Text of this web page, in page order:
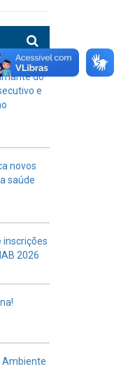
do
e
novos
saúde
inscrições
2026
Ambiente